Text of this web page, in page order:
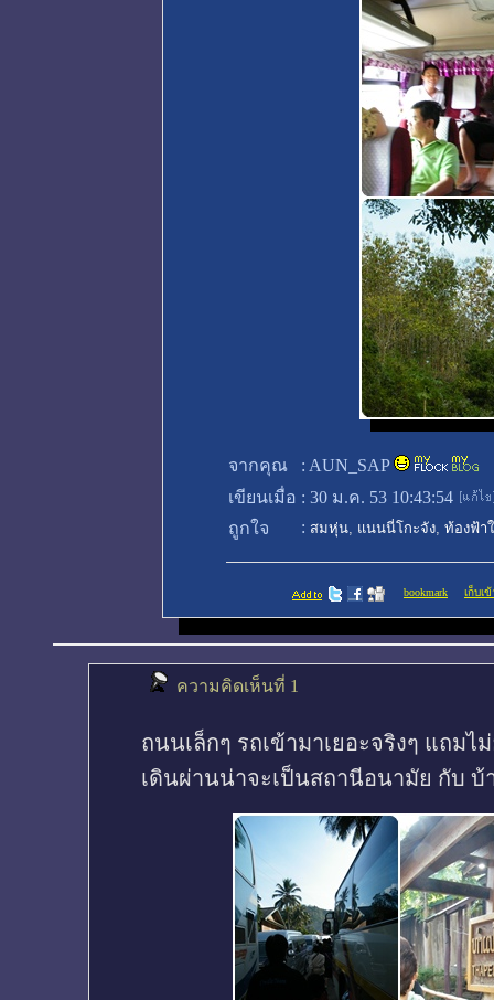
จากคุณ : AUN_SAP
เขียนเมื่อ : 30 ม.ค. 53 10:43:54
ถูกใจ
: สมหุ่น, แนนนี่โกะจัง, ท้องฟ้า
bookmark เก็บเ
ความคิดเห็นที่ 1
ถนนเล็กๆ รถเข้ามาเยอะจริงๆ แถม
เดินผ่านน่าจะเป็นสถานีอนามัย กับ